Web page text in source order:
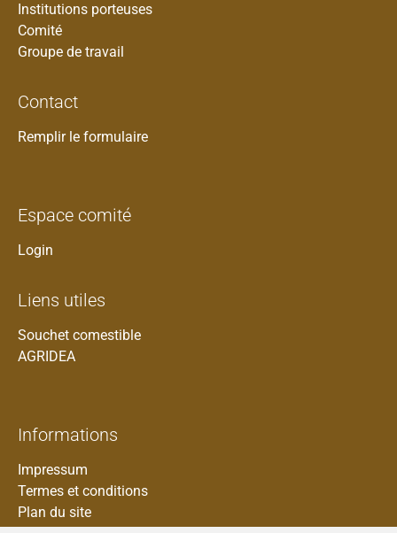
Institutions porteuses
Comité
Groupe de travail
Contact
Remplir le formulaire
Espace comité
Login
Liens utiles
Souchet comestible
AGRIDEA
Informations
Impressum
Termes et conditions
Plan du site